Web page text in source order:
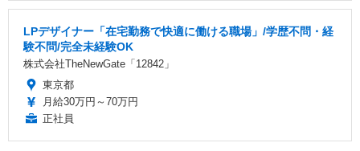
LPデザイナー「在宅勤務で快適に働ける職場」/学歴不問・経
験不問/完全未経験OK
株式会社TheNewGate「12842」
東京都
月給30万円～70万円
正社員